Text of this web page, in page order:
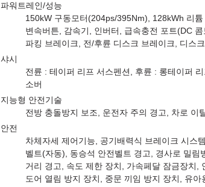
파워트레인/성능
150kW 구동모터(204ps/395Nm), 128kWh 리
변속버튼, 감속기, 인버터, 급속충전 포트(DC
파킹 브레이크, 전/후륜 디스크 브레이크, 디스
샤시
전륜 : 테이퍼 리프 서스펜션, 후륜 : 롱테이퍼
소버
지능형 안전기술
전방 충돌방지 보조, 운전자 주의 경고, 차로 이
안전
차체자세 제어기능, 공기배력식 브레이크 시스
벨트(자동), 동승석 안전벨트 경고, 경사로 밀
거리 경고, 속도 제한 장치, 가속페달 잠금장치,
도어 열림 방지 장치, 중문 끼임 방지 장치, 유